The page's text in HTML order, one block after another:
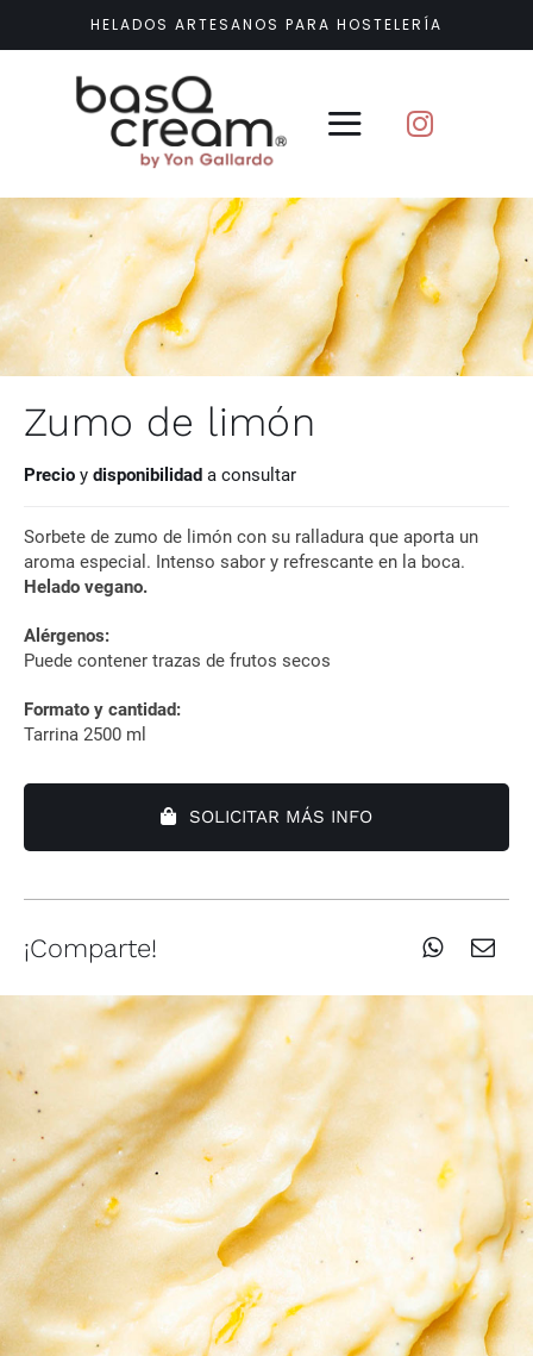
HELADOS ARTESANOS PARA HOSTELERÍA
Toggle
Navigation
Conócenos
Helados
Formaciones y cursos
Contacto
Instagram
Zumo de limón
Precio y disponibilidad a consultar
Sorbete de zumo de limón con su ralladura que aporta un
aroma especial. Intenso sabor y refrescante en la boca.
Helado vegano.
Alérgenos:
Puede contener trazas de frutos secos
Formato y cantidad:
Tarrina 2500 ml
SOLICITAR MÁS INFO
¡Comparte!